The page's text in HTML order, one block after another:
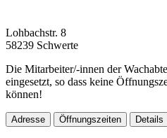
Lohbachstr. 8
58239 Schwerte
Die Mitarbeiter/-innen der
eingesetzt, so dass keine
können!
Adresse Öffnungszeiten Details